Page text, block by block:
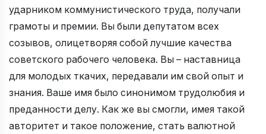
ударником коммунистического труда, получали
грамоты и премии. Вы были депутатом всех
созывов, олицетворяя собой лучшие качества
советского рабочего человека. Вы – наставница
для молодых ткачих, передавали им свой опыт и
знания. Ваше имя было синонимом трудолюбия и
преданности делу. Как же вы смогли, имея такой
авторитет и такое положение, стать валютной